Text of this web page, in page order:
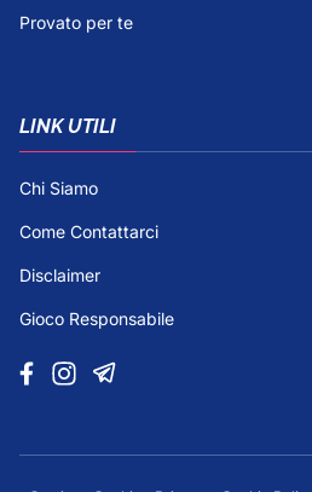
Provato per te
LINK UTILI
Chi Siamo
Come Contattarci
Disclaimer
Gioco Responsabile